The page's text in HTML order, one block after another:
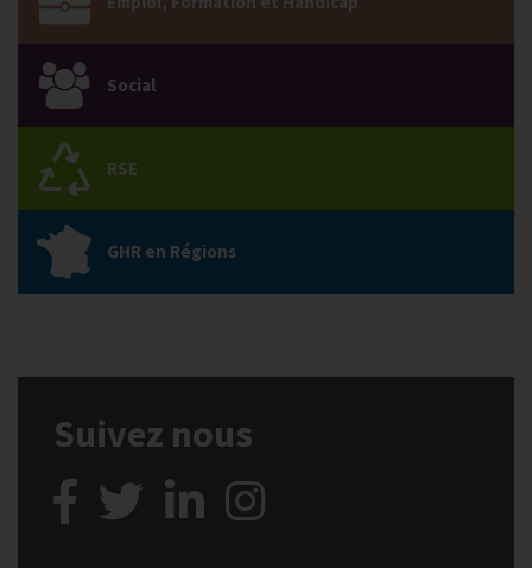
Social
RSE
GHR en Régions
Suivez nous